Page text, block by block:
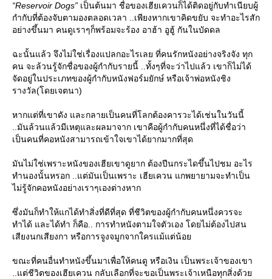
“Reservoir Dogs” เป็นต้นมา ชื่อของเฮียเควนก็ได้ติดอยู่กับทำเนียบผู้
กำกับที่ต้องจับตามองตลอดเวลา ..เพียงหากเขาคิดขยับ จะทำอะไรสัก
อย่างขึ้นมา คนดูเราๆก็พร้อมจะร้อง อาฮ้า อูฮู้ กันในบัดดล
ฉะนั้นแล้ว จึงไม่ใช่เรื่องแปลกอะไรเลย ที่คนรักหนังอย่างจริงจัง ทุก
คน จะล้วนรู้จักชื่อของผู้กำกับรายนี้ ..ทั้งๆที่จะว่าไปแล้ว เขาก็ไม่ได้
จัดอยู่ในประเภทของผู้กำกับหนังฟอร์มยักษ์ หรือเจ้าพ่อหนังชิง
รางวัล(โดยเจตนา)
หากแต่ที่เขาดัง และกลายเป็นคนที่โลกต้องคารวะได้เช่นในวันนี้
..มันล้วนแล้วมีเหตุและผลมาจาก เขาคือผู้กำกับคนหนึ่งที่ได้ชื่อว่า
เป็นคนที่คอหนังสามารถเข้าใจเขาได้ยากมากที่สุด
มันไม่ใช่เพราะหนังของเฮียเขาดูยาก ต้องปีนกระไดขึ้นไปชม อะไร
ทำนองนั้นหรอก ..แต่มันเป็นเพราะ เฮียเควน แกพยายามจะทำเป็น
ไม่รู้จักคอหนังอย่างเราๆเองต่างหาก
ซึ่งมันก็ทำให้แกได้ทำสิ่งที่ดีที่สุด ที่ชีวิตของผู้กำกับคนหนึ่งควรจะ
ทำได้ และได้ทำ ก็คือ.. การทำหนังตามใจตัวเอง โดยไม่ต้องไปสน
เสียงนกเสียงกา หรือการจูงจมูกจากใครแม้แต่น้อ
ขณะที่คนอื่นทำหนังขึ้นมาเพื่อให้คนดู หรือเงิน เป็นพระเจ้าของเขา
..แต่ชีวิตของเฮียเควน กลับเลือกที่จะขอเป็นพระเจ้าเหนือทุกสิ่งด้ว